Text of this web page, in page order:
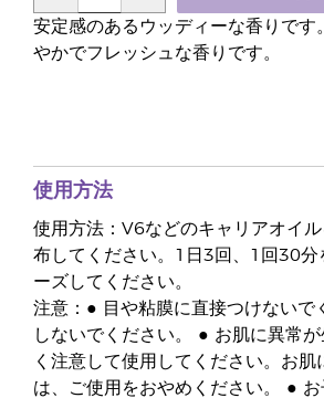
安定感のあるウッディーな香りです
やかでフレッシュな香りです。
使用方法
使用方法：V6などのキャリアオイ
布してください。1日3回、1回30分
ーズしてください。
注意：● 目や粘膜に直接つけないで
しないでください。 ● お肌に異常
く注意して使用してください。お肌
は、ご使用をおやめください。 ●